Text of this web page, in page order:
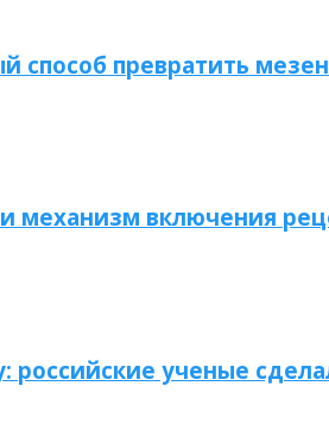
превратить
механизм включения
российские ученые